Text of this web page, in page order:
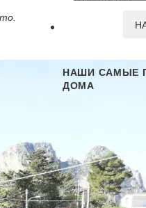
НАШИ САМЫЕ
ДОМА